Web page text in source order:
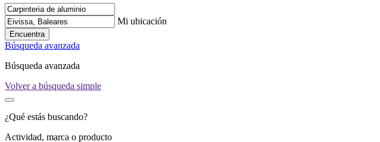
Mi ubicación
Encuentra
Búsqueda avanzada
Búsqueda avanzada
Volver a búsqueda simple
¿Qué estás buscando?
Actividad, marca o producto